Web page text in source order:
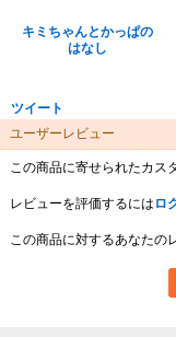
キミちゃんとかっぱの
はなし
ツイート
ユーザーレビュー
この商品に寄せられたカス
レビューを評価するには ロ
この商品に対するあなたの